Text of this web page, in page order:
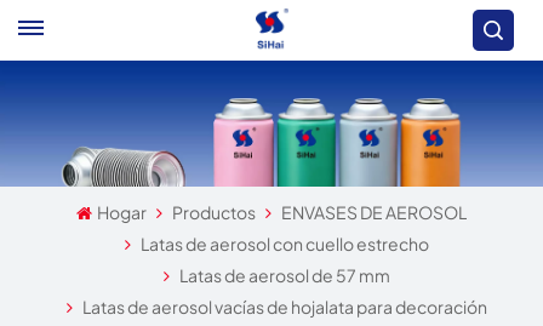
Hogar Productos
ENVASES DE AEROSOL
Latas de aerosol con cuello estrecho
Latas de aerosol de 57 mm
Latas de aerosol vacías de hojalata para decoración